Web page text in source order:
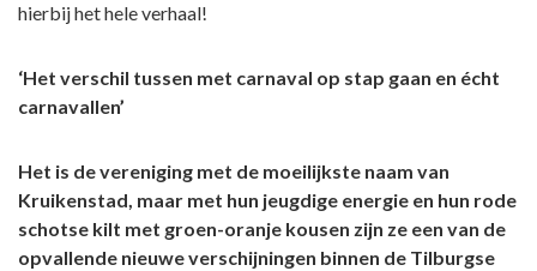
hierbij het hele verhaal!
‘Het verschil tussen met carnaval op stap gaan en écht
carnavallen’
Het is de vereniging met de moeilijkste naam van
Kruikenstad, maar met hun jeugdige energie en hun rode
schotse kilt met groen-oranje kousen zijn ze een van de
opvallende nieuwe verschijningen binnen de Tilburgse